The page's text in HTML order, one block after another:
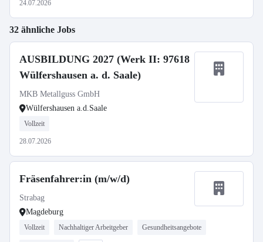
24.07.2026
32 ähnliche Jobs
AUSBILDUNG 2027 (Werk II: 97618
Wülfershausen a. d. Saale)
MKB Metallguss GmbH
Wülfershausen a.d.Saale
Vollzeit
28.07.2026
Fräsenfahrer:in (m/w/d)
Strabag
Magdeburg
Vollzeit Nachhaltiger Arbeitgeber Gesundheitsangebote